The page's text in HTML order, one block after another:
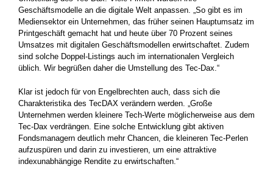
Geschäftsmodelle an die digitale Welt anpassen. „So gibt es im
Mediensektor ein Unternehmen, das früher seinen Hauptumsatz im
Printgeschäft gemacht hat und heute über 70 Prozent seines
Umsatzes mit digitalen Geschäftsmodellen erwirtschaftet. Zudem
sind solche Doppel-Listings auch im internationalen Vergleich
üblich. Wir begrüßen daher die Umstellung des Tec-Dax.“
Klar ist jedoch für von Engelbrechten auch, dass sich die
Charakteristika des TecDAX verändern werden. „Große
Unternehmen werden kleinere Tech-Werte möglicherweise aus dem
Tec-Dax verdrängen. Eine solche Entwicklung gibt aktiven
Fondsmanagern deutlich mehr Chancen, die kleineren Tec-Perlen
aufzuspüren und darin zu investieren, um eine attraktive
indexunabhängige Rendite zu erwirtschaften.“